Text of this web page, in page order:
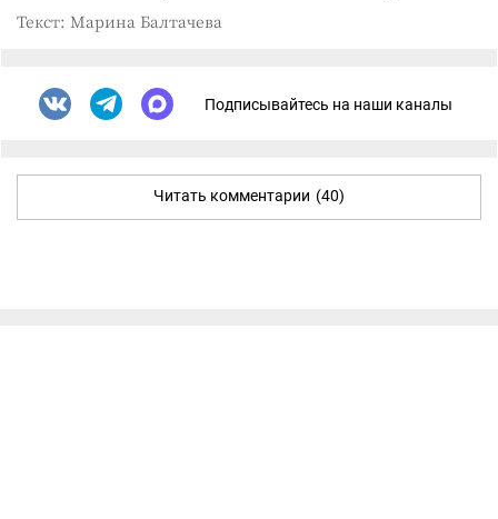
Текст: Марина Балтачева
Подписывайтесь на наши каналы
Читать комментарии (40)